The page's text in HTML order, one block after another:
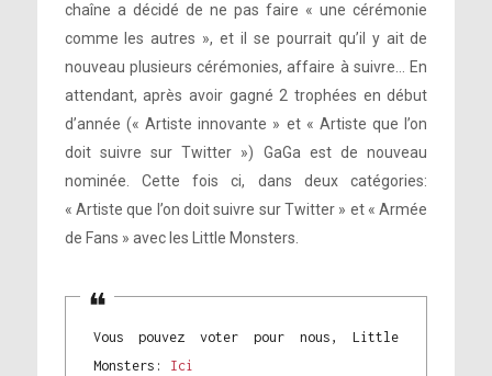
chaîne a décidé de ne pas faire « une cérémonie
comme les autres », et il se pourrait qu’il y ait de
nouveau plusieurs cérémonies, affaire à suivre… En
attendant, après avoir gagné 2 trophées en début
d’année (« Artiste innovante » et « Artiste que l’on
doit suivre sur Twitter ») GaGa est de nouveau
nominée. Cette fois ci, dans deux catégories:
« Artiste que l’on doit suivre sur Twitter » et « Armée
de Fans » avec les Little Monsters.
Vous pouvez voter pour nous, Little
Monsters: Ici